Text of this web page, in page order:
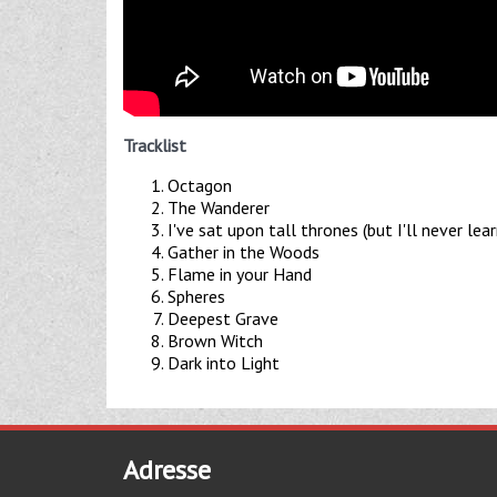
Tracklist
Octagon
The Wanderer
I've sat upon tall thrones (but I'll never
Gather in the Woods
Flame in your Hand
Spheres
Deepest Grave
Brown Witch
Dark into Light
Adresse